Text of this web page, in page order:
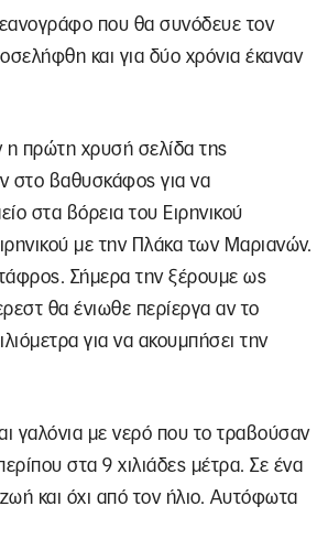
που θα συνόδευε τον
και για δύο χρόνια έκαναν
η πρώτη χρυσή σελίδα της
στο βαθυσκάφος για να
στα βόρεια του Ειρηνικού
με την Πλάκα των Μαριανών.
τάφρος. Σήμερα την ξέρουμε ως
θα ένιωθε περίεργα αν το
για να ακουμπήσει την
γαλόνια με νερό που το τραβούσαν
στα 9 χιλιάδες μέτρα. Σε ένα
και όχι από τον ήλιο. Αυτόφωτα